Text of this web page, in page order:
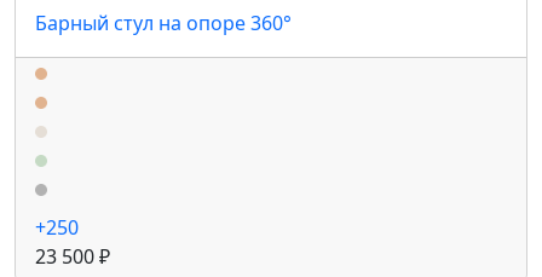
Барный стул на опоре 360°
+250
23 500 ₽